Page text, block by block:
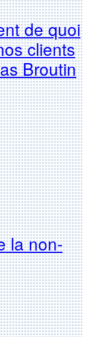
de quoi
clients
Broutin
la non-